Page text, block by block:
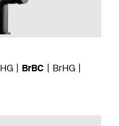
HG BrBC
BrHG